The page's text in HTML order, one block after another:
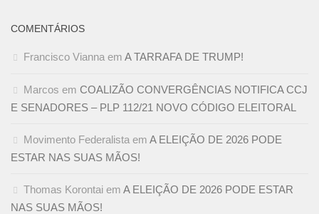
COMENTÁRIOS
Francisco Vianna em A TARRAFA DE TRUMP!
Marcos em COALIZÃO CONVERGÊNCIAS NOTIFICA CCJ
E SENADORES – PLP 112/21 NOVO CÓDIGO ELEITORAL
Movimento Federalista em A ELEIÇÃO DE 2026 PODE
ESTAR NAS SUAS MÃOS!
Thomas Korontai em A ELEIÇÃO DE 2026 PODE ESTAR
NAS SUAS MÃOS!